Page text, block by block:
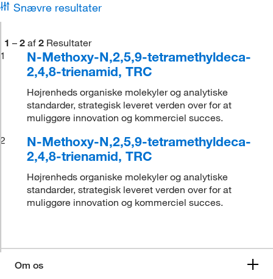
Snævre resultater
1 – 2 af 2 Resultater
1
N-Methoxy-N,2,5,9-tetramethyldeca-
2,4,8-trienamid, TRC
Højrenheds organiske molekyler og analytiske
standarder, strategisk leveret verden over for at
muliggøre innovation og kommerciel succes.
2
N-Methoxy-N,2,5,9-tetramethyldeca-
2,4,8-trienamid, TRC
Højrenheds organiske molekyler og analytiske
standarder, strategisk leveret verden over for at
muliggøre innovation og kommerciel succes.
Om os